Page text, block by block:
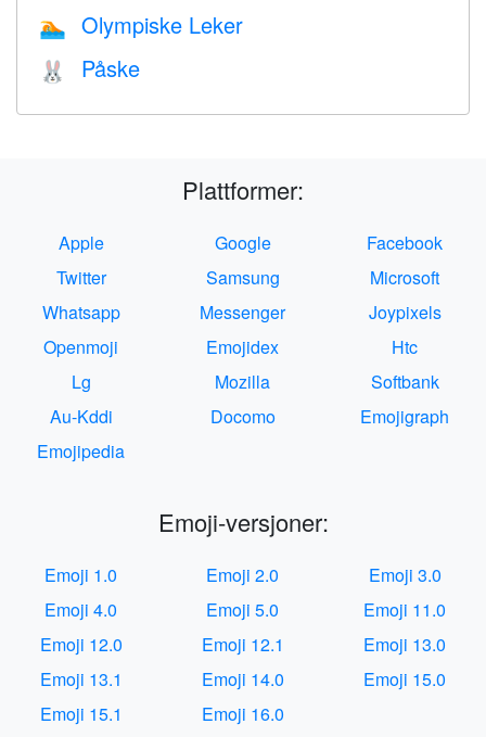
🏊 Olympiske Leker
🐰 Påske
Plattformer:
Apple Google
Facebook
Twitter
Samsung
Microsoft
Whatsapp
Messenger
Joypixels
Openmoji
Emojidex
Htc
Lg
Mozilla
Softbank
Au-Kddi
Docomo
Emojigraph
Emojipedia
Emoji-versjoner:
Emoji 1.0 Emoji 2.0
Emoji 3.0
Emoji 4.0
Emoji 5.0
Emoji 11.0
Emoji 12.0
Emoji 12.1
Emoji 13.0
Emoji 13.1
Emoji 14.0
Emoji 15.0
Emoji 15.1
Emoji 16.0